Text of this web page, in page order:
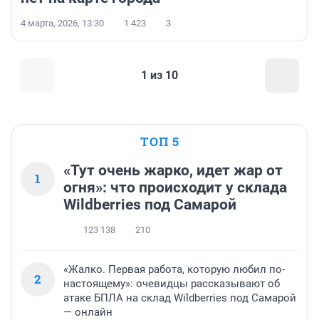
4 марта, 2026, 13:30 1 423 3
1 из 10
ТОП 5
1
«Тут очень жарко, идет жар от
огня»: что происходит у склада
Wildberries под Самарой
123 138 210
2
«Жалко. Первая работа, которую любил по-
настоящему»: очевидцы рассказывают об
атаке БПЛА на склад Wildberries под Самарой
— онлайн